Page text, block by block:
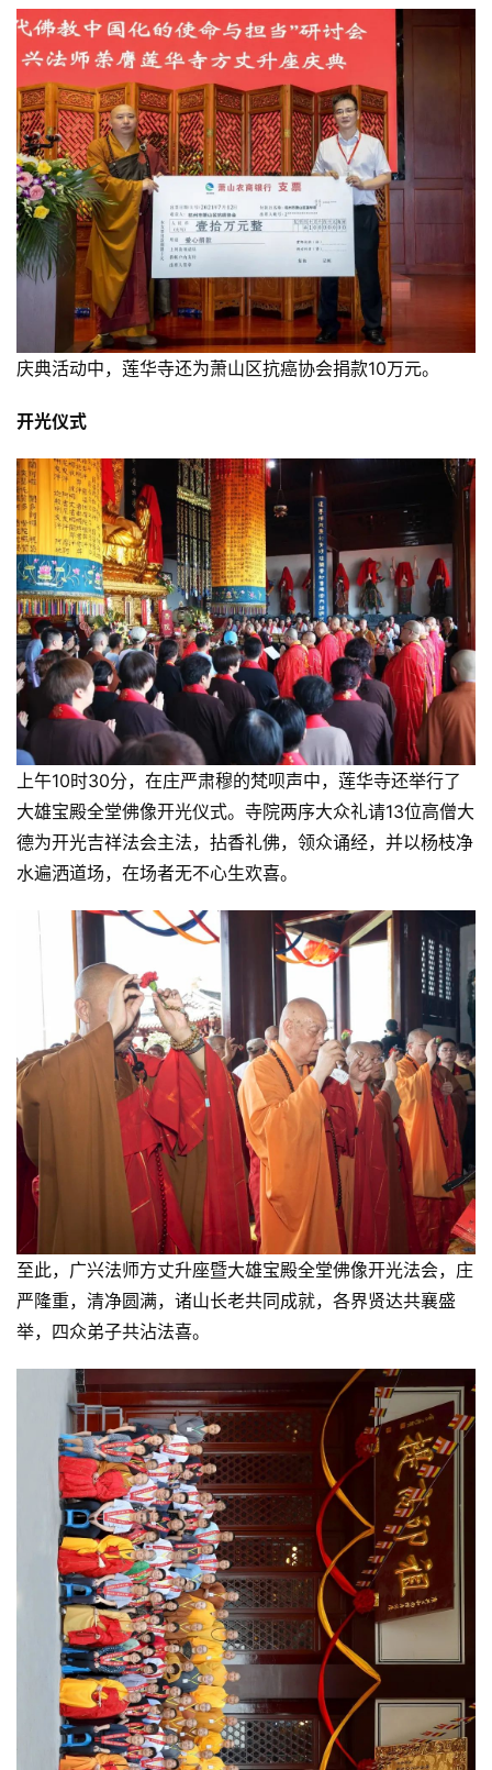
庆典活动中，莲华寺还为萧山区抗癌协会捐款10万元。
开光仪式
上午10时30分，在庄严肃穆的梵呗声中，莲华寺还举行了
大雄宝殿全堂佛像开光仪式。寺院两序大众礼请13位高僧大
德为开光吉祥法会主法，拈香礼佛，领众诵经，并以杨枝净
水遍洒道场，在场者无不心生欢喜。
至此，广兴法师方丈升座暨大雄宝殿全堂佛像开光法会，庄
严隆重，清净圆满，诸山长老共同成就，各界贤达共襄盛
举，四众弟子共沾法喜。